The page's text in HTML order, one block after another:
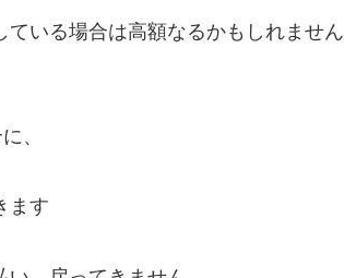
いる場合は高額なるかもしれません
、
ます